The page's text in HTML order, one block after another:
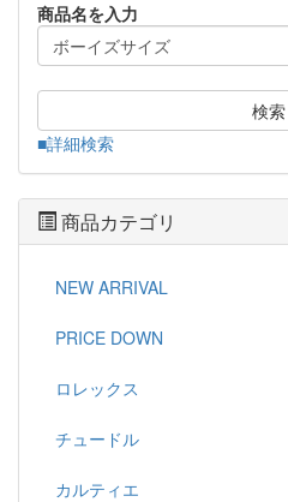
商品名を入力
検索
■詳細検索
商品カテゴリ
NEW ARRIVAL
PRICE DOWN
ロレックス
チュードル
カルティエ